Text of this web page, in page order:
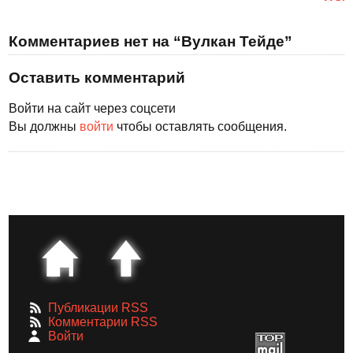
Комментариев нет на “Вулкан Тейде”
Оставить комментарий
Войти на сайт через соцсети
Вы должны войти чтобы оставлять сообщения.
Публикации RSS
Комментарии RSS
Войти